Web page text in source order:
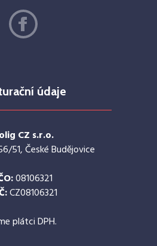
údaje
CZ s.r.o.
51, České Budějovice
08106321
CZ08106321
plátci DPH.